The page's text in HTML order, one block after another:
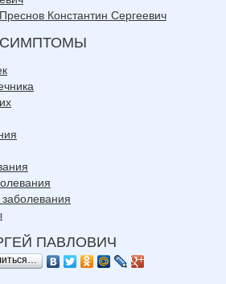
Преснов Константин Сергеевич
СИМПТОМЫ
заболевания
ПАВЛОВИЧ